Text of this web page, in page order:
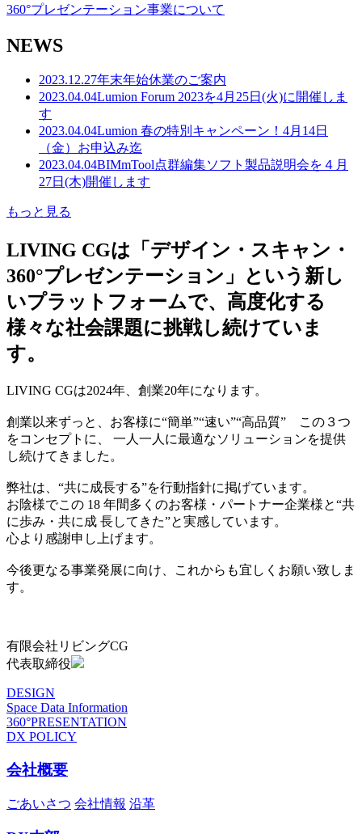
360°プレゼンテーション事業について
NEWS
2023.12.27年末年始休業のご案内
2023.04.04Lumion Forum 2023を4月25日(火)に開催しま
す
2023.04.04Lumion 春の特別キャンペーン！4月14日
（金）お申込み迄
2023.04.04BIMmTool点群編集ソフト製品説明会を４月
27日(木)開催します
もっと見る
LIVING CGは「デザイン・スキャン・
360°プレゼンテーション」という新し
いプラットフォームで、高度化する
様々な社会課題に挑戦し続けていま
す。
LIVING CGは2024年、創業20年になります。
創業以来ずっと、お客様に“簡単”“速い”“高品質” この３つ
をコンセプトに、 一人一人に最適なソリューションを提供
し続けてきました。
弊社は、“共に成長する”を行動指針に掲げています。
お陰様でこの 18 年間多くのお客様・パートナー企業様と“共
に歩み・共に成 長してきた”と実感しています。
心より感謝申し上げます。
今後更なる事業発展に向け、これからも宜しくお願い致しま
す。
有限会社リビングCG
代表取締役
DESIGN
Space Data Information
360°PRESENTATION
DX POLICY
会社概要
ごあいさつ 会社情報 沿革